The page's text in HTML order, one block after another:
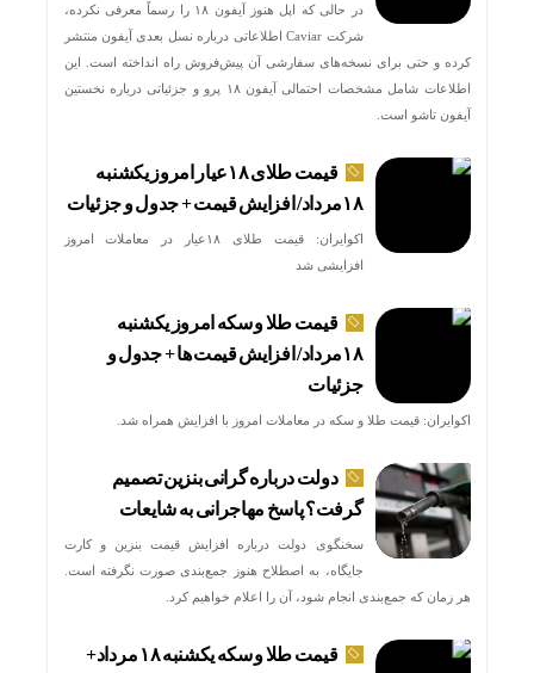
در حالی که اپل هنوز آیفون ۱۸ را رسماً معرفی نکرده،
شرکت Caviar اطلاعاتی درباره نسل بعدی آیفون منتشر
کرده و حتی برای نسخه‌های سفارشی آن پیش‌فروش راه انداخته است. این
اطلاعات شامل مشخصات احتمالی آیفون ۱۸ پرو و جزئیاتی درباره نخستین
آیفون تاشو است.
قیمت طلای ۱۸عیار امروز یکشنبه
۱۸مرداد/ افزایش قیمت + جدول و جزئیات
اکوایران: قیمت طلای ۱۸عیار در معاملات امروز
افزایشی شد
قیمت طلا و سکه امروز یکشنبه
۱۸مرداد/ افزایش قیمت ها + جدول و
جزئیات
اکوایران: قیمت طلا و سکه در معاملات امروز با افزایش همراه شد.
دولت درباره گرانی بنزین تصمیم
گرفت؟ پاسخ مهاجرانی به شایعات
سخنگوی دولت درباره افزایش قیمت بنزین و کارت
جایگاه، به اصطلاح هنوز جمع‌بندی صورت نگرفته است.
هر زمان که جمع‌بندی انجام شود، آن را اعلام خواهیم کرد.
قیمت طلا و سکه یکشنبه ۱۸ مرداد+